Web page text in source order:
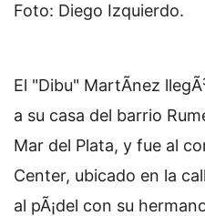
Foto: Diego Izquierdo.
El "Dibu" MartÃ­nez
a su casa del barrio
Mar del Plata, y fue al
Center, ubicado en la
al pÃ¡del con su